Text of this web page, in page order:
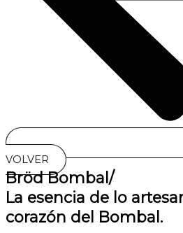
VOLVER
Bröd Bombal/
La esencia de lo
corazón del Bombal.